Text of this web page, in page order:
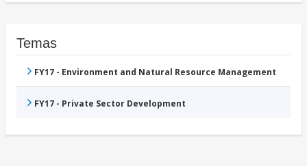
Temas
FY17 - Environment and Natural Resource Management
FY17 - Private Sector Development